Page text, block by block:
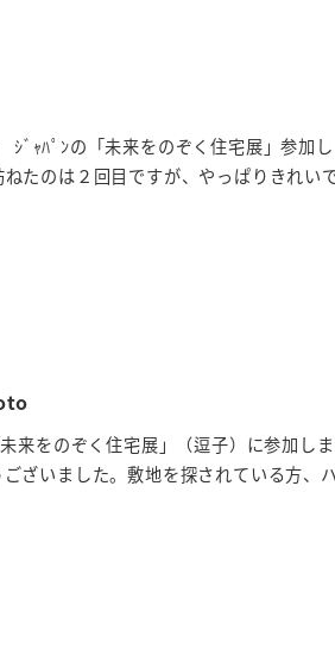
ｬﾊﾟﾝの「未来をのぞく住宅展」参加し
たのは２回目ですが、やっぱりきれい
をのぞく住宅展」（逗子）に参加し
ざいました。敷地を探されている方、